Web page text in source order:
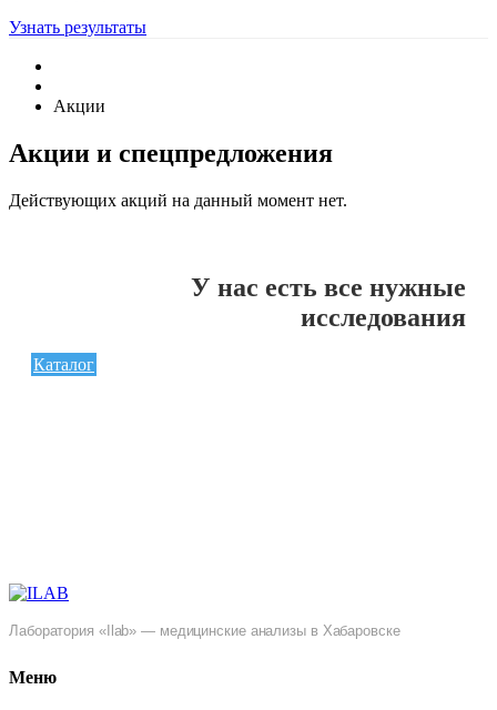
Узнать результаты
Акции
Акции и спецпредложения
Действующих акций на данный момент нет.
У нас есть все нужные
исследования
Каталог
Лаборатория «Ilab» — медицинские анализы в Хабаровске
Меню